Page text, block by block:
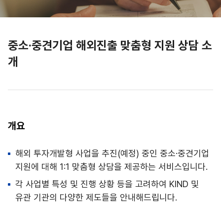
중소·중견기업 해외진출 맞춤형 지원 상담 소
개
개요
해외 투자개발형 사업을 추진(예정) 중인 중소·중견기업
지원에 대해 1:1 맞춤형 상담을 제공하는 서비스입니다.
각 사업별 특성 및 진행 상황 등을 고려하여 KIND 및
유관 기관의 다양한 제도들을 안내해드립니다.